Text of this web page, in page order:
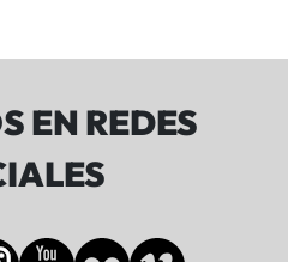
EN REDES